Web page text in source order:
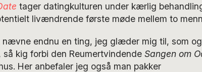
tager datingkulturen under kærlig
livændrende første møde mellem to
endnu en ting, jeg glæder mig til, som
kig forbi den Reumertvindende Sangen om
Her anbefaler jeg også man pakker